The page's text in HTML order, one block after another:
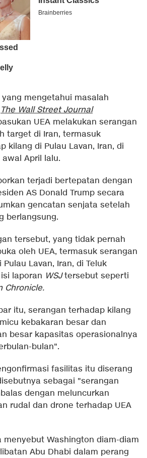
mengetahui masalah
The Wall Street Journal
UEA melakukan serangan
target di Iran, termasuk
kilang di Pulau Lavan, Iran, di
awal April lalu.
terjadi bertepatan dengan
AS Donald Trump secara
gencatan senjata setelah
berlangsung.
tersebut, yang tidak pernah
oleh UEA, termasuk serangan
Lavan, Iran, di Teluk
laporan WSJtersebut seperti
Chronicle.
itu, serangan terhadap kilang
kebakaran besar dan
besar kapasitas operasionalnya
bulan".
fasilitas itu diserang
sebagai "serangan
dengan meluncurkan
rudal dan drone terhadap UEA
menyebut Washington diam-diam
Abu Dhabi dalam perang